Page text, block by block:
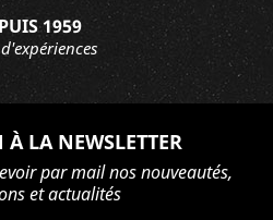
1959
LA NEWSLETTER
par mail nos nouveautés,
et actualités